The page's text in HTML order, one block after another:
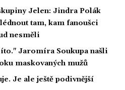
Jelen: Jindra Polák
tam, kam fanoušci
nesměli
Jaromíra Soukupa našli
maskovaných mužů
Je ale ještě podivnější